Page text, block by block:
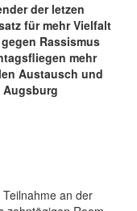
der letzen
für mehr Vielfalt
Rassismus
mehr
Austausch und
an der